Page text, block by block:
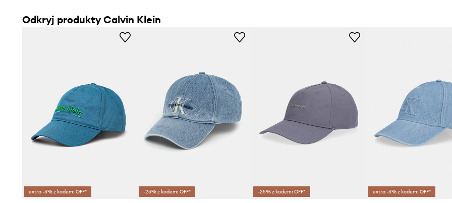
Odkryj produkty Calvin Klein
extra -5% z kodem: OFF* -25% z kodem: OFF* -25% z kodem: OFF* extra -5% z kodem: OFF*